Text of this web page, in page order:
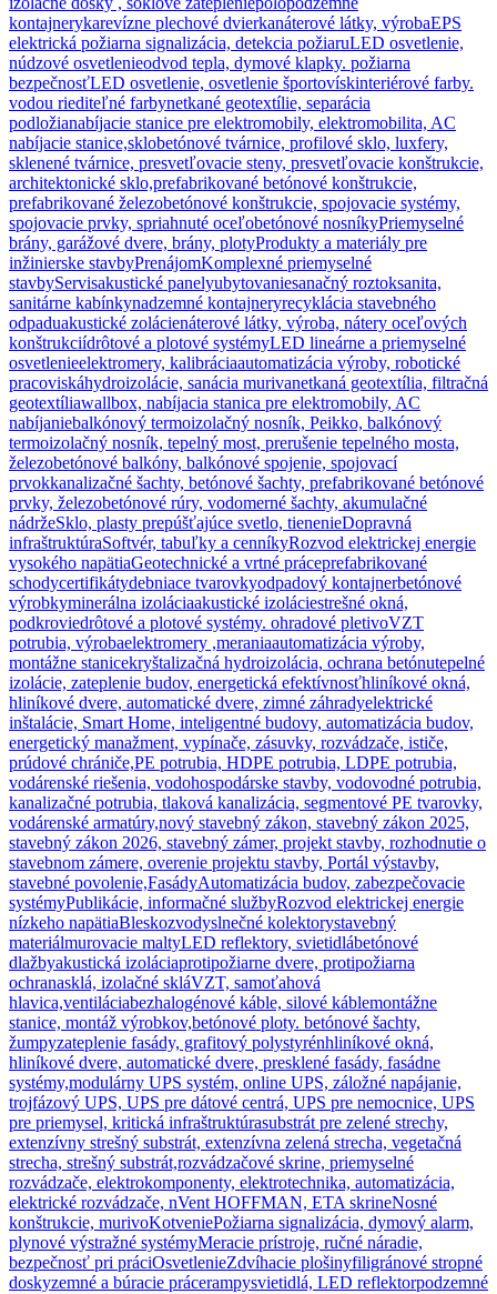
kontajnerykarevízne plechové dvierkanáterové látky, výrobaEPS
elektrická požiarna signalizácia, detekcia požiaruLED osvetlenie,
núdzové osvetlenieodvod tepla, dymové klapky. požiarna
bezpečnosťLED osvetlenie, osvetlenie športovískinteriérové farby.
vodou riediteľné farbynetkané geotextílie, separácia
podložianabíjacie stanice pre elektromobily, elektromobilita, AC
nabíjacie stanice,sklobetónové tvárnice, profilové sklo, luxfery,
sklenené tvárnice, presvetľovacie steny, presvetľovacie konštrukcie,
architektonické sklo,prefabrikované betónové konštrukcie,
prefabrikované železobetónové konštrukcie, spojovacie systémy,
spojovacie prvky, spriahnuté oceľobetónové nosníkyPriemyselné
brány, garážové dvere, brány, plotyProdukty a materiály pre
inžinierske stavbyPrenájomKomplexné priemyselné
stavbyServisakustické panelyubytovaniesanačný roztoksanita,
sanitárne kabínkynadzemné kontajneryrecyklácia stavebného
odpaduakustické zolácienáterové látky, výroba, nátery oceľových
konštrukciídrôtové a plotové systémyLED lineárne a priemyselné
osvetlenieelektromery, kalibráciaautomatizácia výroby, robotické
pracoviskáhydroizolácie, sanácia murivanetkaná geotextília, filtračná
geotextíliawallbox, nabíjacia stanica pre elektromobily, AC
nabíjaniebalkónový termoizolačný nosník, Peikko, balkónový
termoizolačný nosník, tepelný most, prerušenie tepelného mosta,
železobetónové balkóny, balkónové spojenie, spojovací
prvokkanalizačné šachty, betónové šachty, prefabrikované betónové
prvky, železobetónové rúry, vodomerné šachty, akumulačné
nádržeSklo, plasty prepúšťajúce svetlo, tienenieDopravná
infraštruktúraSoftvér, tabuľky a cenníkyRozvod elektrickej energie
vysokého napätiaGeotechnické a vrtné práceprefabrikované
schodycertifikátydebniace tvarovkyodpadový kontajnerbetónové
výrobkyminerálna izoláciaakustické izoláciestrešné okná,
podkroviedrôtové a plotové systémy. ohradové pletivoVZT
potrubia, výrobaelektromery ,meraniaautomatizácia výroby,
montážne stanicekryštalizačná hydroizolácia, ochrana betónutepelné
izolácie, zateplenie budov, energetická efektívnosťhliníkové okná,
hliníkové dvere, automatické dvere, zimné záhradyelektrické
inštalácie, Smart Home, inteligentné budovy, automatizácia budov,
energetický manažment, vypínače, zásuvky, rozvádzače, ističe,
prúdové chrániče,PE potrubia, HDPE potrubia, LDPE potrubia,
vodárenské riešenia, vodohospodárske stavby, vodovodné potrubia,
kanalizačné potrubia, tlaková kanalizácia, segmentové PE tvarovky,
vodárenské armatúry,nový stavebný zákon, stavebný zákon 2025,
stavebný zákon 2026, stavebný zámer, projekt stavby, rozhodnutie o
stavebnom zámere, overenie projektu stavby, Portál výstavby,
stavebné povolenie,FasádyAutomatizácia budov, zabezpečovacie
systémyPublikácie, informačné službyRozvod elektrickej energie
nízkeho napätiaBleskozvodyslnečné kolektorystavebný
materiálmurovacie maltyLED reflektory, svietidlábetónové
dlažbyakustická izoláciaprotipožiarne dvere, protipožiarna
ochranasklá, izolačné skláVZT, samoťahová
hlavica,ventiláciabezhalogénové káble, silové káblemontážne
stanice, montáž výrobkov,betónové ploty. betónové šachty,
žumpyzateplenie fasády, grafitový polystyrénhliníkové okná,
hliníkové dvere, automatické dvere, presklené fasády, fasádne
systémy,modulárny UPS systém, online UPS, záložné napájanie,
trojfázový UPS, UPS pre dátové centrá, UPS pre nemocnice, UPS
pre priemysel, kritická infraštruktúrasubstrát pre zelené strechy,
extenzívny strešný substrát, extenzívna zelená strecha, vegetačná
strecha, strešný substrát,rozvádzačové skrine, priemyselné
rozvádzače, elektrokomponenty, elektrotechnika, automatizácia,
elektrické rozvádzače, nVent HOFFMAN, ETA skrineNosné
konštrukcie, murivoKotveniePožiarna signalizácia, dymový alarm,
plynové výstražné systémyMeracie prístroje, ručné náradie,
bezpečnosť pri práciOsvetlenieZdvíhacie plošinyfiligránové stropné
doskyzemné a búracie prácerampysvietidlá, LED reflektorpodzemné